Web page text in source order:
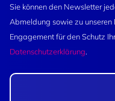
Sie können den Newsletter
Abmeldung sowie zu
Engagement für den Schutz
Datenschutzerklärung